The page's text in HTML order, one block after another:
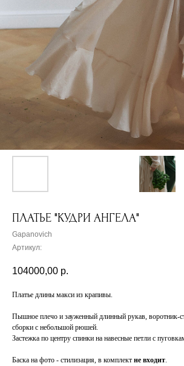
ПЛАТЬЕ "КУДРИ АНГЕЛА"
Gapanovich
Артикул:
104000,00 р.
Платье длины макси из крапивы.
Пышное плечо и зауженный длинный рукав, воротник-
сборки с небольшой рюшей.
Застежка по центру спинки на навесные петли с
Баска на фото - стилизация, в комплект не входит.